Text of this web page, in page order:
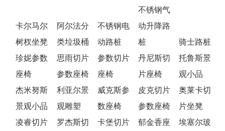
卡尔马尔
树杈坐凳
阿尔法分
类垃圾桶
不锈钢电
动路桩
不锈钢气
动升降路
桩
骑士路桩
珍妮参数
座椅
思雨切片
参数座椅
参数切片
座椅
丹尼斯切
片座椅
托鲁斯景
观小品
杰米努斯
景观小品
利亚尔景
观雕塑
威克斯参
数座椅
皮克切片
参数座椅
奥莱卡切
片坐凳
凌睿切片
罗杰斯切
卡堡切片
郁金香座
埃塞尔玻